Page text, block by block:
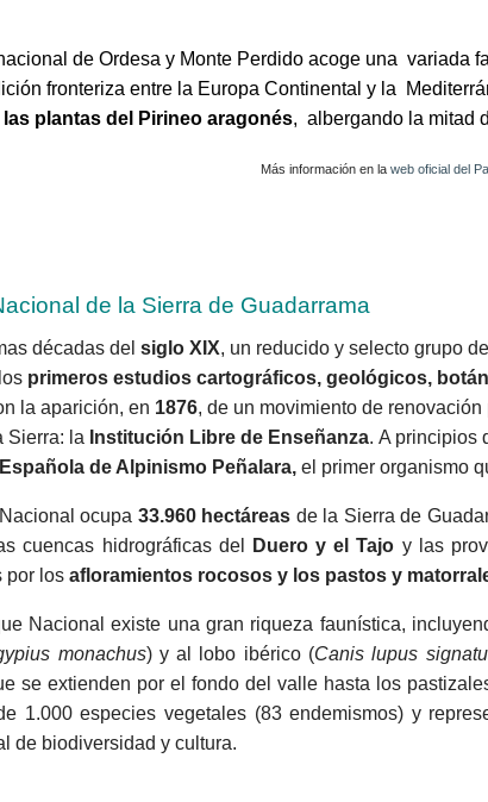
de Ordesa y Monte Perdido acoge una variada
fronteriza entre la Europa Continental y la
las plantas del Pirineo aragonés, albergando la mitad
Más información en la web oficial del
de la Sierra de Guadarrama
décadas del siglo XIX, un reducido y selecto grupo
primeros estudios cartográficos, geológicos,
la aparición, en 1876, de un movimiento de
Sierra: la Institución Libre de Enseñanza. A principios
de Alpinismo Peñalara, el primer organismo
ocupa 33.960 hectáreas de la Sierra de
cuencas hidrográficas del
Duero y el Tajo y las
por los afloramientos rocosos y los pastos y
Nacional existe una gran riqueza faunística,
monachus) y al lobo ibérico (Canis lupus
se extienden por el fondo del valle hasta los
1.000 especies vegetales (83 endemismos) y
de biodiversidad y cultura.